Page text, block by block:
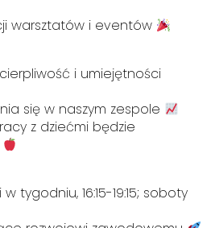
warsztatów i eventów
i umiejętności
się w naszym zespole
z dziećmi będzie
tygodniu, 16:15-19:15; soboty